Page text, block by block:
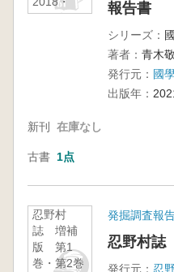
2019年
報告書
シリーズ：
著者： 青木
発行元： 國
出版年：
新刊 在庫なし
古書 1点
忍野村
誌 増補
版 第1
巻・第2巻
発掘調査報
忍野村
発行元： 忍